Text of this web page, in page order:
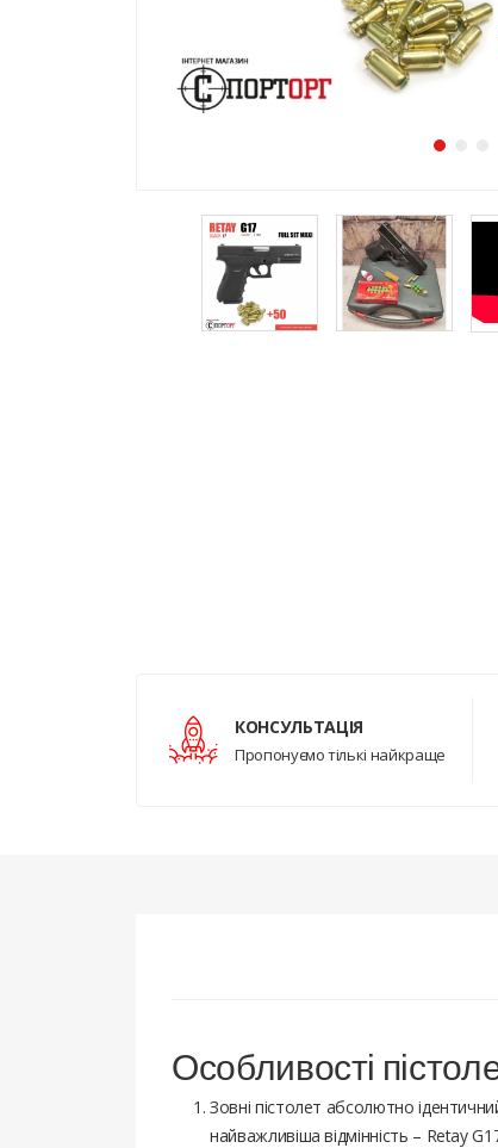
КОНСУЛЬТАЦІЯ
Пропонуємо тількі найкраще
Особливості
Зовні пістолет абсолютно
найважливіша відмінність – Retay